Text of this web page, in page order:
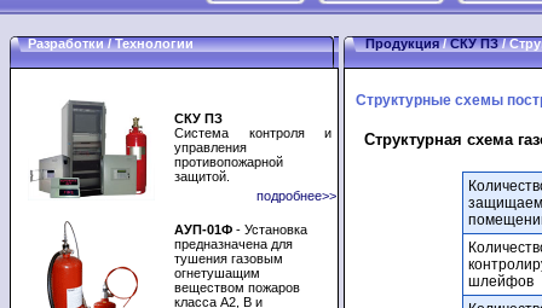
Разработки / Технологии
СКУ ПЗ
Система контроля и
управления
противопожарной
защитой.
подробнее>>
АУП-01Ф - Установка
предназначена для
тушения газовым
огнетушащим
веществом пожаров
класса А2, В и
Продукция/СКУ ПЗ/
Структурные схемы
Структурная схема
шлейфов